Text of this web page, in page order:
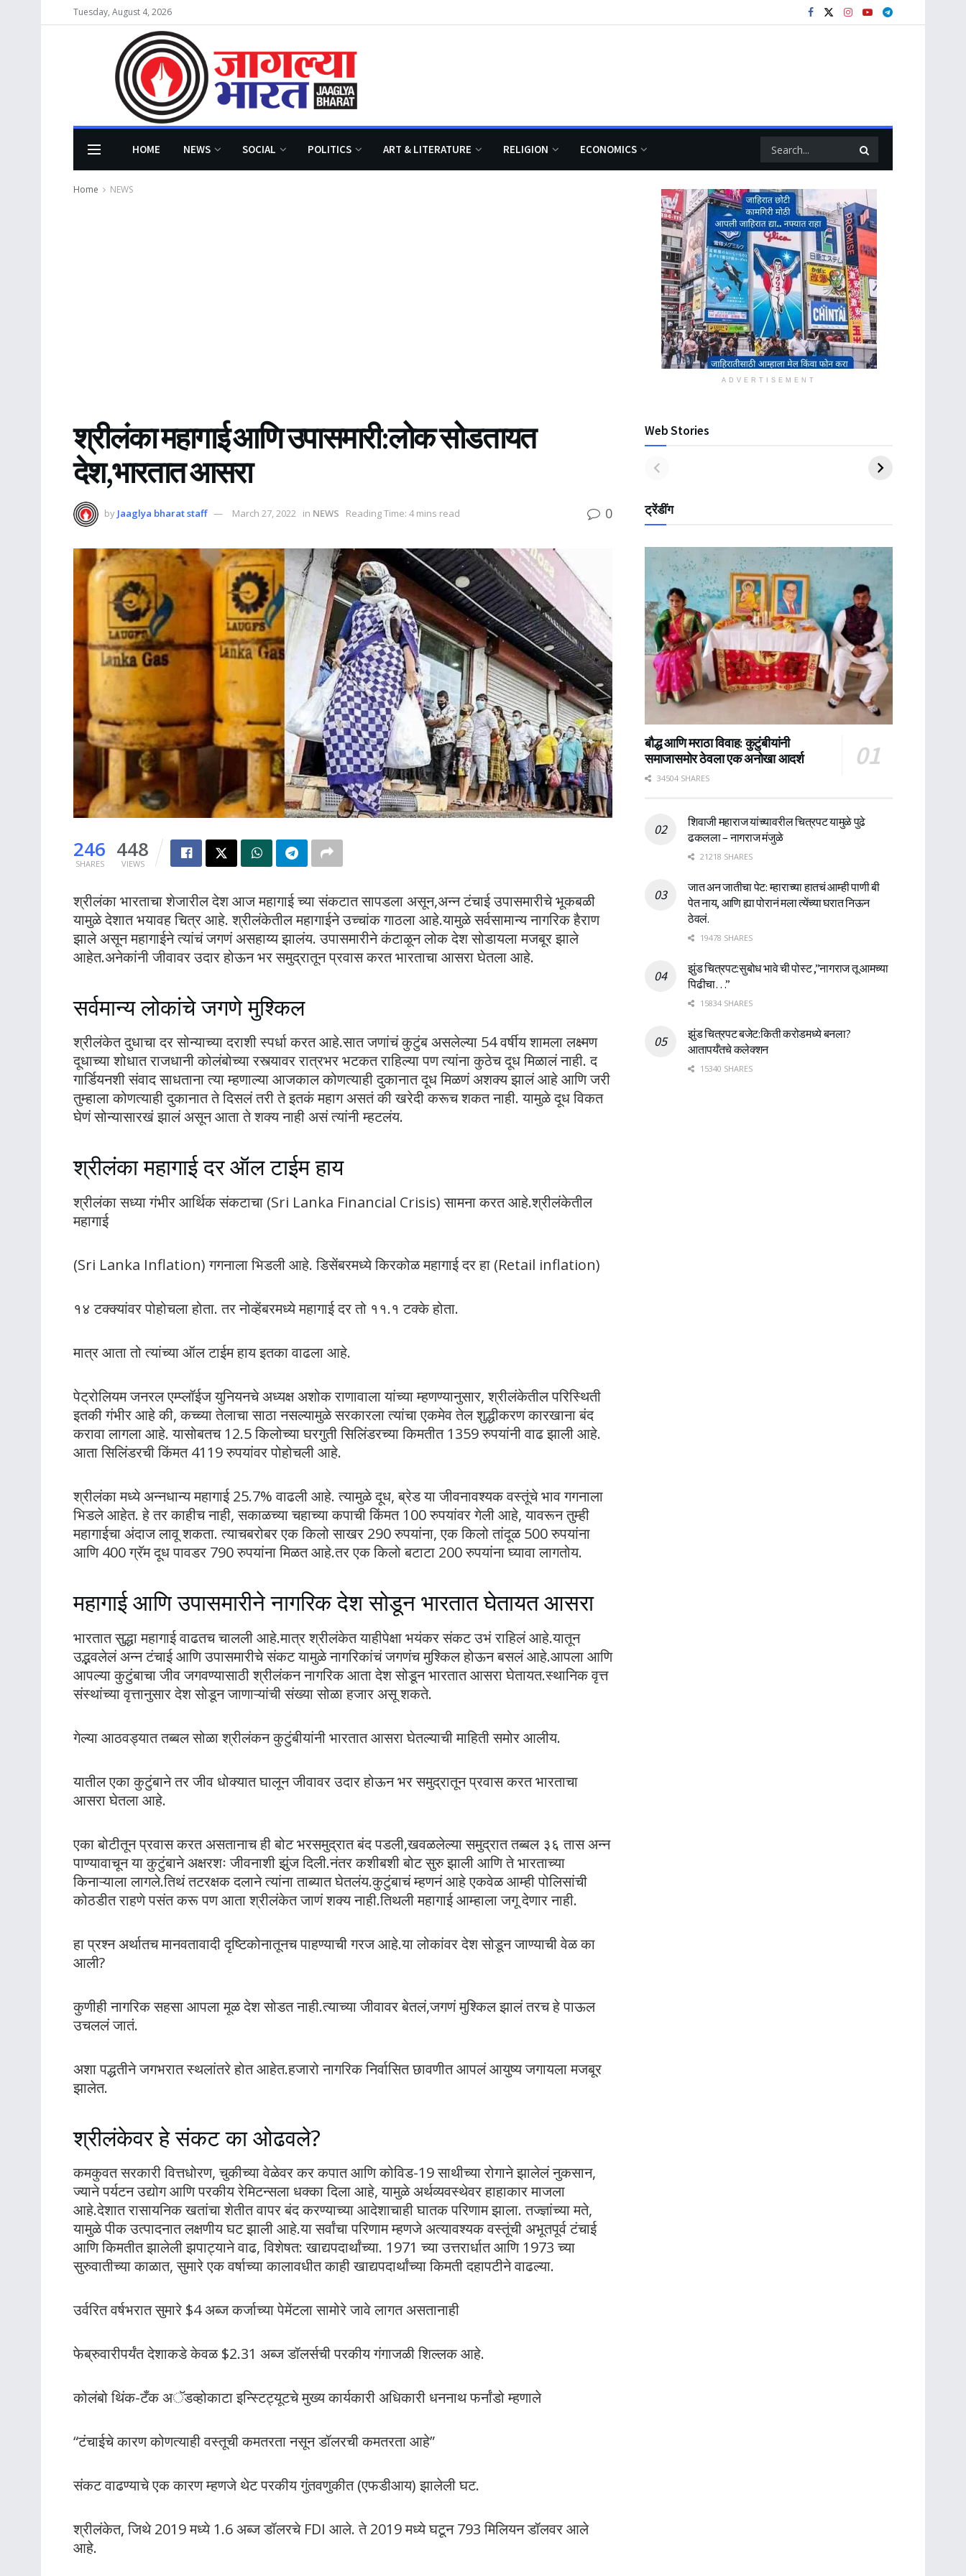
Tuesday, August 4, 2026
HOME NEWS SOCIAL POLITICS ART & LITERATURE RELIGION ECONOMICS
Home NEWS
श्रीलंका महागाई आणि उपासमारी:लोक सोडतायत
देश,भारतात आसरा
by Jaaglya bharat staff March 27, 2022 in NEWS Reading Time: 4 mins read 0
246
SHARES
448
VIEWS
श्रीलंका भारताचा शेजारील देश आज महागाई च्या संकटात सापडला असून,अन्न टंचाई उपासमारीचे भूकबळी
यामुळे देशात भयावह चित्र आहे. श्रीलंकेतील महागाईने उच्चांक गाठला आहे.यामुळे सर्वसामान्य नागरिक हैराण
झाले असून महागाईने त्यांचं जगणं असहाय्य झालंय. उपासमारीने कंटाळून लोक देश सोडायला मजबूर झाले
आहेत.अनेकांनी जीवावर उदार होऊन भर समुद्रातून प्रवास करत भारताचा आसरा घेतला आहे.
सर्वमान्य लोकांचे जगणे मुश्किल
श्रीलंकेत दुधाचा दर सोन्याच्या दराशी स्पर्धा करत आहे.सात जणांचं कुटुंब असलेल्या 54 वर्षीय शामला लक्ष्मण
दूधाच्या शोधात राजधानी कोलंबोच्या रस्त्यावर रात्रभर भटकत राहिल्या पण त्यांना कुठेच दूध मिळालं नाही. द
गार्डियनशी संवाद साधताना त्या म्हणाल्या आजकाल कोणत्याही दुकानात दूध मिळणं अशक्य झालं आहे आणि जरी
तुम्हाला कोणत्याही दुकानात ते दिसलं तरी ते इतकं महाग असतं की खरेदी करूच शकत नाही. यामुळे दूध विकत
घेणं सोन्यासारखं झालं असून आता ते शक्य नाही असं त्यांनी म्हटलंय.
श्रीलंका महागाई दर ऑल टाईम हाय
श्रीलंका सध्या गंभीर आर्थिक संकटाचा (Sri Lanka Financial Crisis) सामना करत आहे.श्रीलंकेतील
महागाई
(Sri Lanka Inflation) गगनाला भिडली आहे. डिसेंबरमध्ये किरकोळ महागाई दर हा (Retail inflation)
१४ टक्क्यांवर पोहोचला होता. तर नोव्हेंबरमध्ये महागाई दर तो ११.१ टक्के होता.
मात्र आता तो त्यांच्या ऑल टाईम हाय इतका वाढला आहे.
पेट्रोलियम जनरल एम्प्लॉईज युनियनचे अध्यक्ष अशोक राणावाला यांच्या म्हणण्यानुसार, श्रीलंकेतील परिस्थिती
इतकी गंभीर आहे की, कच्च्या तेलाचा साठा नसल्यामुळे सरकारला त्यांचा एकमेव तेल शुद्धीकरण कारखाना बंद
करावा लागला आहे. यासोबतच 12.5 किलोच्या घरगुती सिलिंडरच्या किमतीत 1359 रुपयांनी वाढ झाली आहे.
आता सिलिंडरची किंमत 4119 रुपयांवर पोहोचली आहे.
श्रीलंका मध्ये अन्नधान्य महागाई 25.7% वाढली आहे. त्यामुळे दूध, ब्रेड या जीवनावश्यक वस्तूंचे भाव गगनाला
भिडले आहेत. हे तर काहीच नाही, सकाळच्या चहाच्या कपाची किंमत 100 रुपयांवर गेली आहे, यावरून तुम्ही
महागाईचा अंदाज लावू शकता. त्याचबरोबर एक किलो साखर 290 रुपयांना, एक किलो तांदूळ 500 रुपयांना
आणि 400 ग्रॅम दूध पावडर 790 रुपयांना मिळत आहे.तर एक किलो बटाटा 200 रुपयांना घ्यावा लागतोय.
महागाई आणि उपासमारीने नागरिक देश सोडून भारतात घेतायत आसरा
भारतात सुद्धा महागाई वाढतच चालली आहे.मात्र श्रीलंकेत याहीपेक्षा भयंकर संकट उभं राहिलं आहे.यातून
उद्भवलेलं अन्न टंचाई आणि उपासमारीचे संकट यामुळे नागरिकांचं जगणंच मुश्किल होऊन बसलं आहे.आपला आणि
आपल्या कुटुंबाचा जीव जगवण्यासाठी श्रीलंकन नागरिक आता देश सोडून भारतात आसरा घेतायत.स्थानिक वृत्त
संस्थांच्या वृत्तानुसार देश सोडून जाणाऱ्यांची संख्या सोळा हजार असू शकते.
गेल्या आठवड्यात तब्बल सोळा श्रीलंकन कुटुंबीयांनी भारतात आसरा घेतल्याची माहिती समोर आलीय.
यातील एका कुटुंबाने तर जीव धोक्यात घालून जीवावर उदार होऊन भर समुद्रातून प्रवास करत भारताचा
आसरा घेतला आहे.
एका बोटीतून प्रवास करत असतानाच ही बोट भरसमुद्रात बंद पडली,खवळलेल्या समुद्रात तब्बल ३६ तास अन्न
पाण्यावाचून या कुटुंबाने अक्षरशः जीवनाशी झुंज दिली.नंतर कशीबशी बोट सुरु झाली आणि ते भारताच्या
किनाऱ्याला लागले.तिथं तटरक्षक दलाने त्यांना ताब्यात घेतलंय.कुटुंबाचं म्हणनं आहे एकवेळ आम्ही पोलिसांची
कोठडीत राहणे पसंत करू पण आता श्रीलंकेत जाणं शक्य नाही.तिथली महागाई आम्हाला जगू देणार नाही.
हा प्रश्न अर्थातच मानवतावादी दृष्टिकोनातूनच पाहण्याची गरज आहे.या लोकांवर देश सोडून जाण्याची वेळ का
आली?
कुणीही नागरिक सहसा आपला मूळ देश सोडत नाही.त्याच्या जीवावर बेतलं,जगणं मुश्किल झालं तरच हे पाऊल
उचललं जातं.
अशा पद्धतीने जगभरात स्थलांतरे होत आहेत.हजारो नागरिक निर्वासित छावणीत आपलं आयुष्य जगायला मजबूर
झालेत.
श्रीलंकेवर हे संकट का ओढवले?
कमकुवत सरकारी वित्तधोरण, चुकीच्या वेळेवर कर कपात आणि कोविड-19 साथीच्या रोगाने झालेलं नुकसान,
ज्याने पर्यटन उद्योग आणि परकीय रेमिटन्सला धक्का दिला आहे, यामुळे अर्थव्यवस्थेवर हाहाकार माजला
आहे.देशात रासायनिक खतांचा शेतीत वापर बंद करण्याच्या आदेशाचाही घातक परिणाम झाला. तज्ज्ञांच्या मते,
यामुळे पीक उत्पादनात लक्षणीय घट झाली आहे.या सर्वांचा परिणाम म्हणजे अत्यावश्यक वस्तूंची अभूतपूर्व टंचाई
आणि किमतीत झालेली झपाट्याने वाढ, विशेषत: खाद्यपदार्थांच्या. 1971 च्या उत्तरार्धात आणि 1973 च्या
सुरुवातीच्या काळात, सुमारे एक वर्षाच्या कालावधीत काही खाद्यपदार्थांच्या किमती दहापटीने वाढल्या.
उर्वरित वर्षभरात सुमारे $4 अब्ज कर्जाच्या पेमेंटला सामोरे जावे लागत असतानाही
फेब्रुवारीपर्यंत देशाकडे केवळ $2.31 अब्ज डॉलर्सची परकीय गंगाजळी शिल्लक आहे.
कोलंबो थिंक-टँक अॅडव्होकाटा इन्स्टिट्यूटचे मुख्य कार्यकारी अधिकारी धननाथ फर्नांडो म्हणाले
“टंचाईचे कारण कोणत्याही वस्तूची कमतरता नसून डॉलरची कमतरता आहे”
संकट वाढण्याचे एक कारण म्हणजे थेट परकीय गुंतवणुकीत (एफडीआय) झालेली घट.
श्रीलंकेत, जिथे 2019 मध्ये 1.6 अब्ज डॉलरचे FDI आले. ते 2019 मध्ये घटून 793 मिलियन डॉलवर आले
आहे.
ADVERTISEMENT
Web Stories
ट्रेंडींग
बौद्ध आणि मराठा विवाह: कुटुंबीयांनी
समाजासमोर ठेवला एक अनोखा आदर्श
34504 SHARES
शिवाजी महाराज यांच्यावरील चित्रपट यामुळे पुढे
ढकलला – नागराज मंजुळे
21218 SHARES
जात अन जातीचा पेट: म्हाराच्या हातचं आम्ही पाणी बी
पेत नाय, आणि ह्या पोरानं मला त्येंच्या घरात निऊन
ठेवलं.
19478 SHARES
झुंड चित्रपट:सुबोध भावे ची पोस्ट ,”नागराज तू आमच्या
पिढीचा…”
15834 SHARES
झुंड चित्रपट बजेट:किती करोडमध्ये बनला?
आतापर्यँतचे कलेक्शन
15340 SHARES